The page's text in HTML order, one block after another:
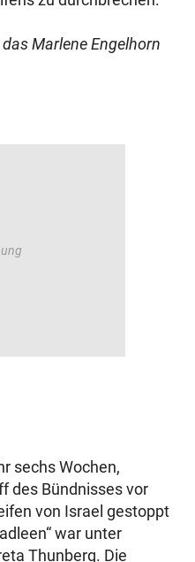
Marlene Engelhorn
sechs Wochen,
des Bündnisses vor
von Israel gestoppt
war unter
Thunberg. Die